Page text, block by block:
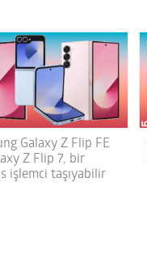
Galaxy Z Flip FE
Z Flip 7, bir
işlemci taşıyabilir